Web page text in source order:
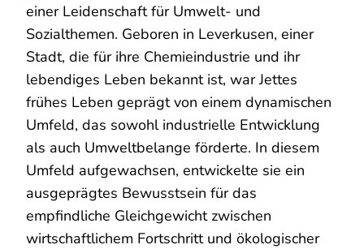
einer Leidenschaft für Umwelt- und
Sozialthemen. Geboren in Leverkusen, einer
Stadt, die für ihre Chemieindustrie und ihr
lebendiges Leben bekannt ist, war Jettes
frühes Leben geprägt von einem dynamischen
Umfeld, das sowohl industrielle Entwicklung
als auch Umweltbelange förderte. In diesem
Umfeld aufgewachsen, entwickelte sie ein
ausgeprägtes Bewusstsein für das
empfindliche Gleichgewicht zwischen
wirtschaftlichem Fortschritt und ökologischer